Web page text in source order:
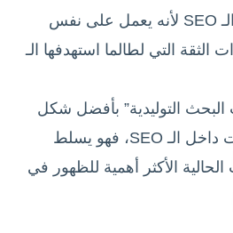
لا، الـ GEO لا يستبدل الـ SEO لأنه يعمل على نفس
الثقة التي لطالما استهدفها الـ
التوليدية” بأفضل شكل
كعدسة لتوجيه الأولويات داخل الـ SEO، فهو يسلط
الأكثر أهمية للظهور في